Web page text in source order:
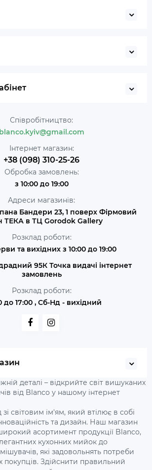
Співробітництво:
blanco.kyiv@gmail.com
Інтернет магазин:
+38 (098) 310-25-26
Обробка замовлень:
з 10:00 до 19:00
Адреси магазинів:
Бандери 23, 1 поверх Фірмовий
ТЕКА в ТЦ Gorodok Gallery
Розклад роботи:
та вихідних з 10:00 до 19:00
замовлень
Розклад роботи:
до 17:00 , Сб-Нд - вихідний
деталі – відкрийте світ вишуканих
від Blanco у нашому інтернет
світовим ім'ям, який втілює в собі
та дизайн. Наш магазин
асортимент продукції Blanco,
кухонних мийок до
які задовольнять потреби
Здійснити правильний